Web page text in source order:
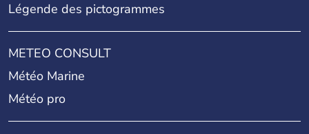
Légende des pictogrammes
METEO CONSULT
Météo Marine
Météo pro